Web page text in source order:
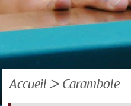
Accueil > Carambole